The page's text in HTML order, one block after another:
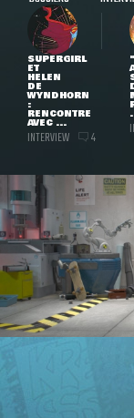
SUPERGIRL
ET
HELEN
DE
WYNDHORN
:
RENCONTRE
AVEC ...
INTERVIEW 4